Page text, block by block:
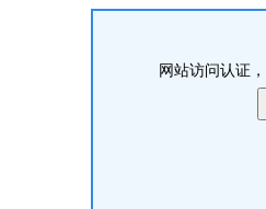
网站访问认证